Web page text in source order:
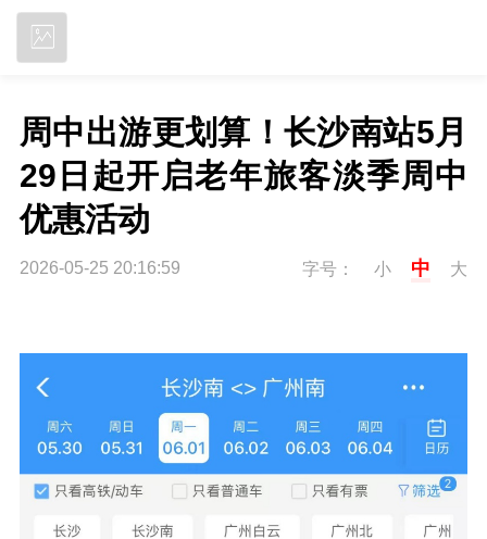
周中出游更划算！长沙南站5月
29日起开启老年旅客淡季周中
优惠活动
2026-05-25 20:16:59 字号： 小 中 大